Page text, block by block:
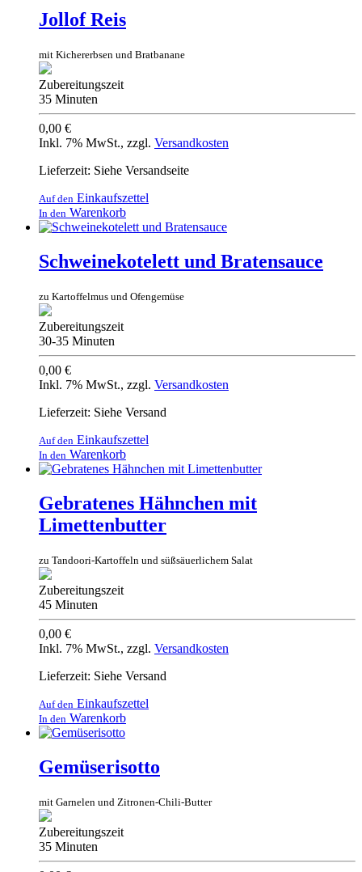
Jollof Reis
mit Kichererbsen und Bratbanane
Zubereitungszeit
35 Minuten
0,00 €
Inkl. 7% MwSt., zzgl. Versandkosten
Lieferzeit: Siehe Versandseite
Auf den Einkaufszettel
In den Warenkorb
Schweinekotelett und Bratensauce
zu Kartoffelmus und Ofengemüse
Zubereitungszeit
30-35 Minuten
0,00 €
Inkl. 7% MwSt., zzgl. Versandkosten
Lieferzeit: Siehe Versand
Auf den Einkaufszettel
In den Warenkorb
Gebratenes Hähnchen mit
Limettenbutter
zu Tandoori-Kartoffeln und süßsäuerlichem Salat
Zubereitungszeit
45 Minuten
0,00 €
Inkl. 7% MwSt., zzgl. Versandkosten
Lieferzeit: Siehe Versand
Auf den Einkaufszettel
In den Warenkorb
Gemüserisotto
mit Garnelen und Zitronen-Chili-Butter
Zubereitungszeit
35 Minuten